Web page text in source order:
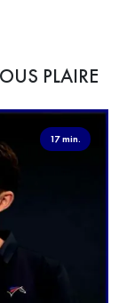
PLAIRE
17 min.